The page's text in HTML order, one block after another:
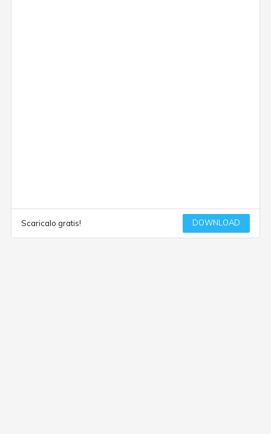
Scaricalo gratis! DOWNLOAD